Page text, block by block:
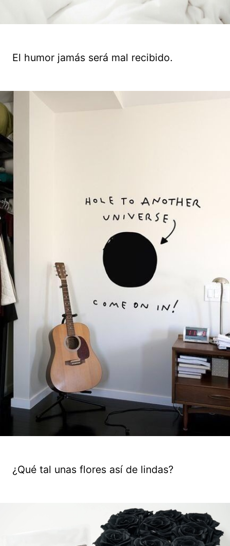
El humor jamás será mal recibido.
¿Qué tal unas flores así de lindas?